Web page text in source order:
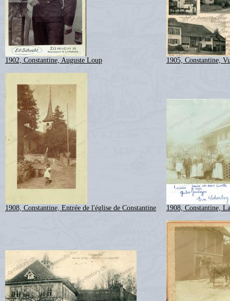
1902, Constantine, Auguste Loup 1905, Constantine,
1908, Constantine, Entrée de l'église de Constantine 1908, Constantine,